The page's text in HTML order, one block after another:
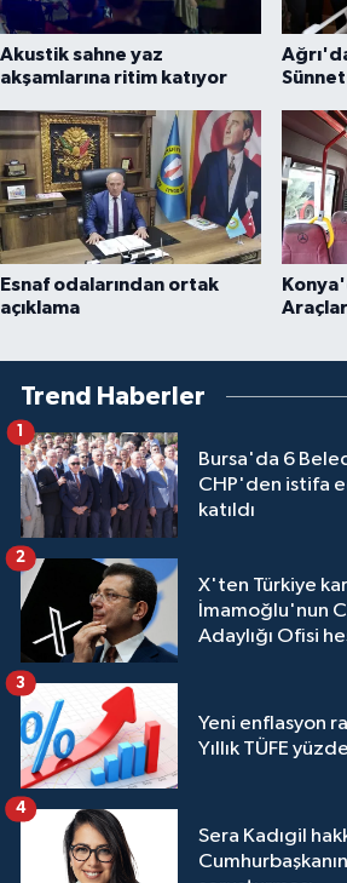
Akustik sahne yaz
akşamlarına ritim katıyor
Esnaf odalarından ortak
açıklama
Trend Haberler
Bursa'da 6
CHP'den istifa
katıldı
1
X'ten Türkiye
İmamoğlu'nun
Adaylığı Ofisi
2
Yeni enflasyon
Yıllık TÜFE
3
Sera Kadıgil
4